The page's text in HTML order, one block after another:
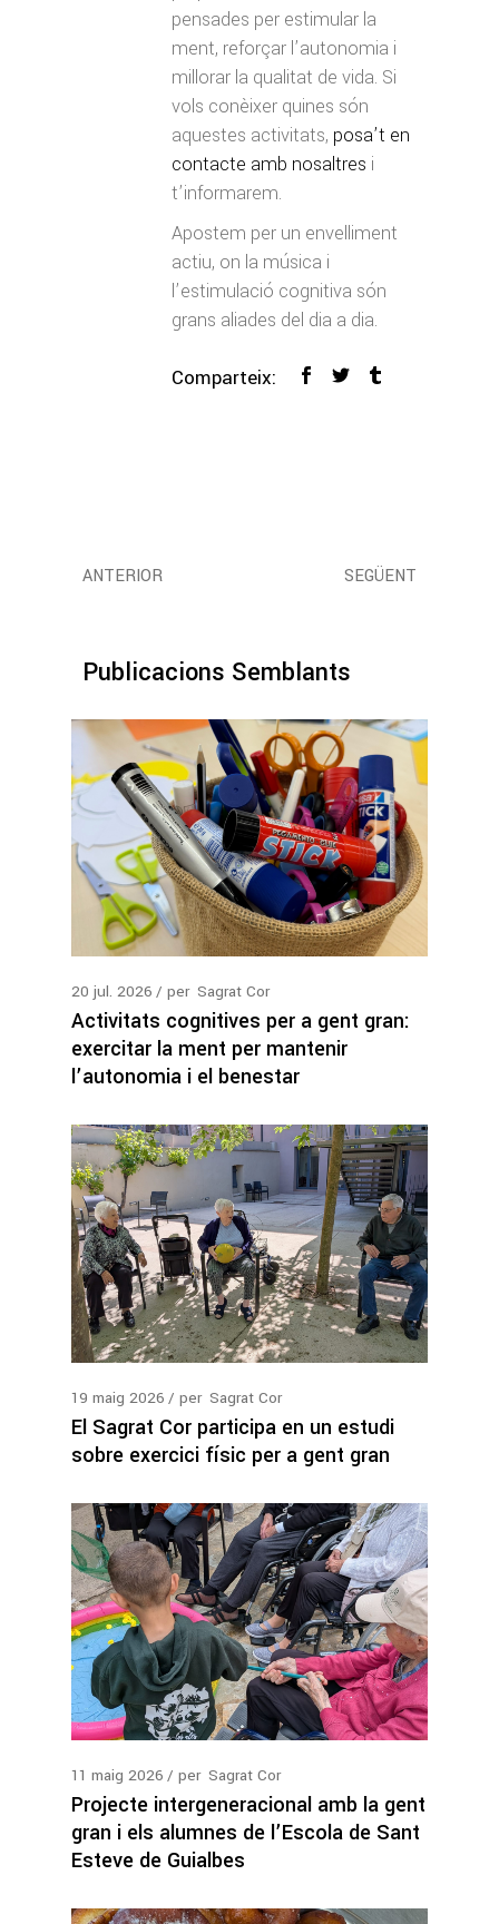
pensades per estimular la
ment, reforçar l’autonomia i
millorar la qualitat de vida. Si
vols conèixer quines són
aquestes activitats, posa’t en
contacte amb nosaltres i
t’informarem.
Apostem per un envelliment
actiu, on la música i
l’estimulació cognitiva són
grans aliades del dia a dia.
Comparteix:
ANTERIOR SEGÜENT
Publicacions Semblants
20 jul. 2026 per Sagrat Cor
Activitats cognitives per a gent gran:
exercitar la ment per mantenir
l’autonomia i el benestar
19 maig 2026 per Sagrat Cor
El Sagrat Cor participa en un estudi
sobre exercici físic per a gent gran
11 maig 2026 per Sagrat Cor
Projecte intergeneracional amb la gent
gran i els alumnes de l’Escola de Sant
Esteve de Guialbes